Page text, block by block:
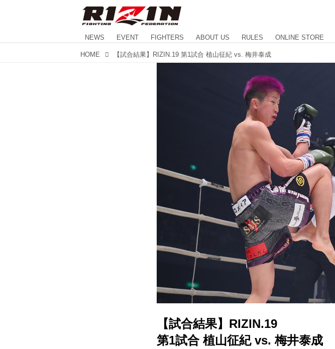
NEWS EVENT FIGHTERS ABOUT US RULES ONLINE STORE
HOME 【試合結果】RIZIN.19 第1試合 植山征紀 vs. 梅井泰成
【試合結果】RIZIN.19
第1試合 植山征紀 vs. 梅井泰成